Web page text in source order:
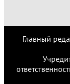
Главный